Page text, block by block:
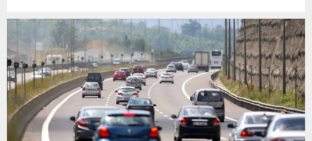
çıkarma cezası uygulanmak üzere Yüksek Disiplin Kurulu’na
(YDK) sevk edilen ve partideki tüm görevlerinden...